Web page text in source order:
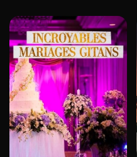
d’importants chocs